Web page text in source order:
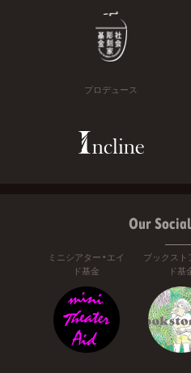
プロデュース
Our
ミニシアター・エイ
ド基金
ブックスト
ド基